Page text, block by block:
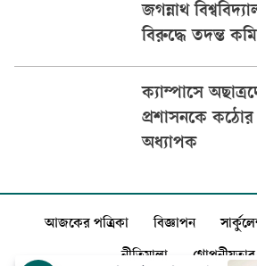
জগন্নাথ
বিরুদ্ধে তদন্ত
ক্যাম্পাসে
প্রশাসনকে
অধ্যাপক
আজকের পত্রিকা বিজ্ঞাপন
নীতিমালা গোপনীয়তার